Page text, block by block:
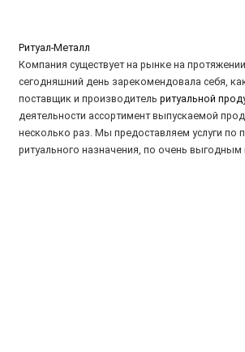
Ритуал-Металл
Компания существует на рынке на
сегодняшний день зарекомендовала себя,
поставщик и производитель ритуальной
деятельности ассортимент выпускаемой
несколько раз. Мы предоставляем услуги по
ритуального назначения, по очень выгодным